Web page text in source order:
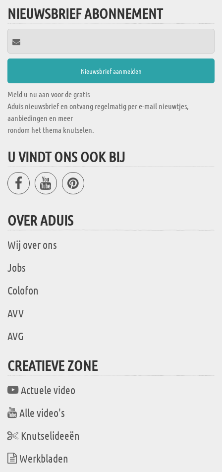
NIEUWSBRIEF ABONNEMENT
Meld u nu aan voor de gratis
Aduis nieuwsbrief en ontvang regelmatig per e-mail nieuwtjes,
aanbiedingen en meer
rondom het thema knutselen.
U VINDT ONS OOK BIJ
OVER ADUIS
Wij over ons
Jobs
Colofon
AVV
AVG
CREATIEVE ZONE
Actuele video
Alle video's
Knutselideeën
Werkbladen